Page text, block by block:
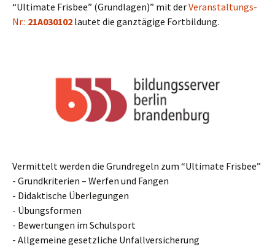
“Ulti­ma­te Fris­bee” (Grund­la­gen)” mit derVer­an­stal­tungs-
Nr.: 21A030102 lau­tet die ganz­tä­gi­ge Fortbildung.
Ver­mit­telt wer­den die Grund­re­geln zum “Ulti­ma­te Fris­bee”
- Grund­kri­te­ri­en – Wer­fen und Fan­gen
- Didak­ti­sche Über­le­gun­gen
- Übungs­for­men
- Bewer­tun­gen im Schul­sport
- All­ge­mei­ne gesetz­li­che Unfallversicherung